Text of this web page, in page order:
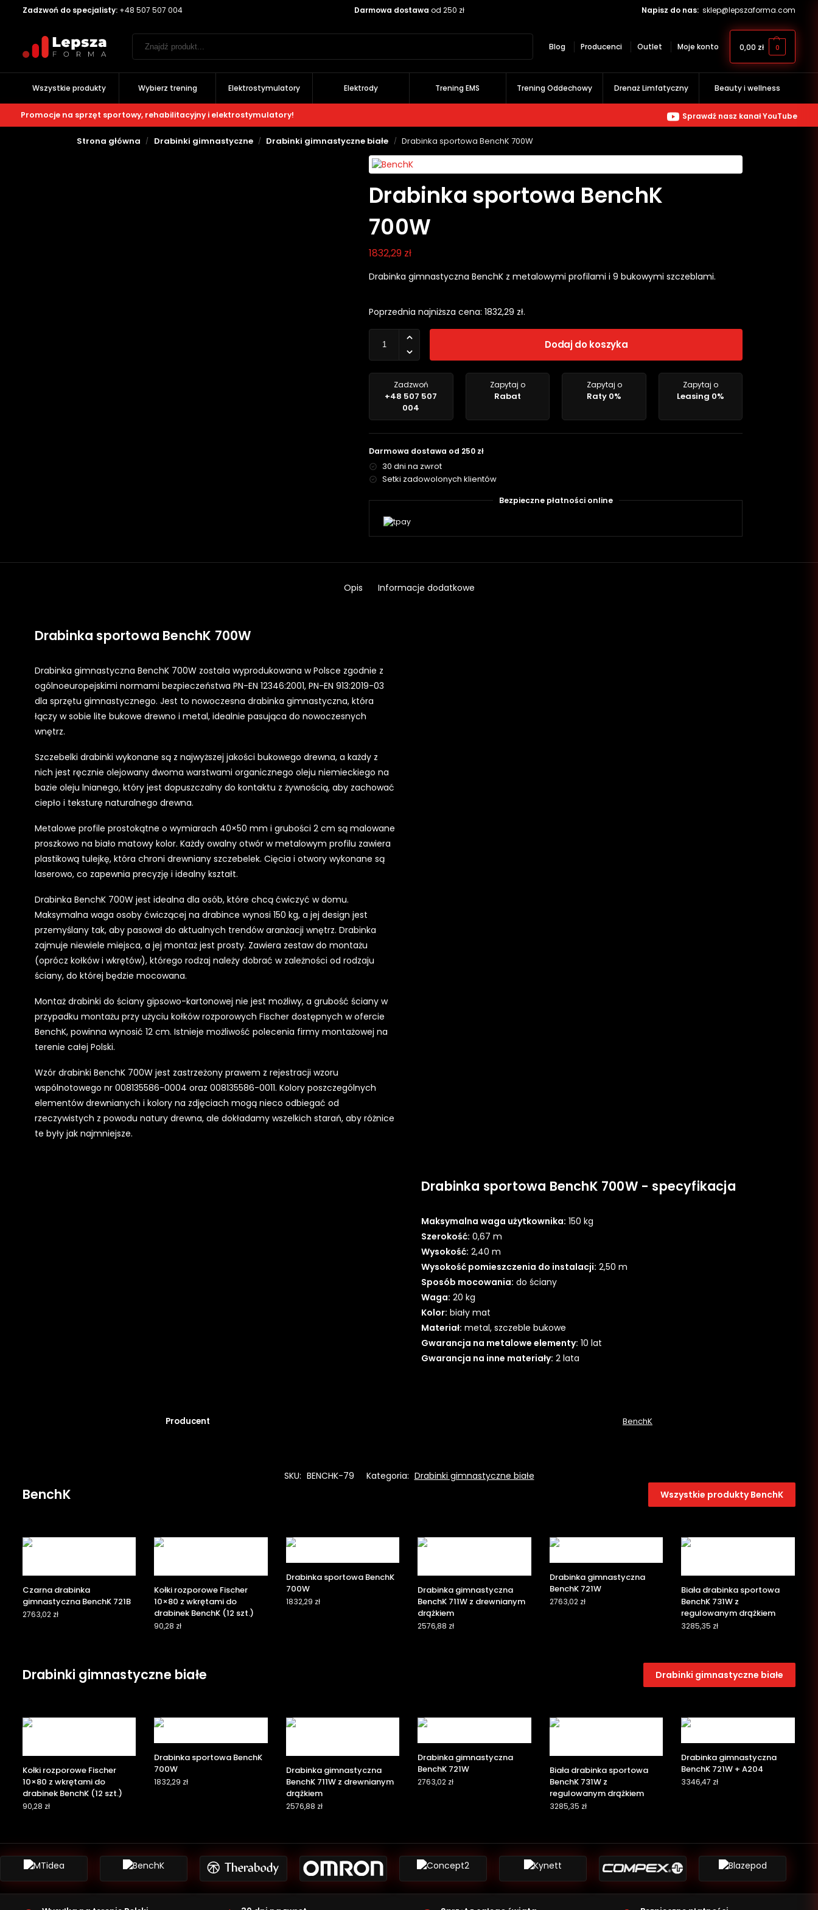
Zadzwoń do specjalisty:+48 507 507 004 Darmowa dostawa od 250 zł Napisz do nas: sklep@lepszaforma.com
Blog Producenci Outlet Moje konto 0,00 zł 0
Wszystkie produkty Wybierz trening Elektrostymulatory Elektrody Trening EMS Trening Oddechowy Drenaż Limfatyczny Beauty i wellness
Promocje na sprzęt sportowy, rehabilitacyjny i elektrostymulatory! Sprawdź nasz kanał YouTube
Strona główna / Drabinki gimnastyczne / Drabinki gimnastyczne białe / Drabinka sportowa BenchK 700W
Drabinka sportowa BenchK
700W
1832,29 zł
Drabinka gimnastyczna BenchK z metalowymi profilami i 9 bukowymi szczeblami.
Poprzednia najniższa cena:1832,29 zł.
Dodaj do koszyka
Zadzwoń
+48 507 507
004
Zapytaj o
Rabat
Zapytaj o
Raty 0%
Zapytaj o
Leasing 0%
Darmowa dostawa od 250 zł
30 dni na zwrot
Setki zadowolonych klientów
Bezpieczne płatności online
Opis Informacje dodatkowe
Drabinka sportowa BenchK 700W
Drabinka gimnastyczna BenchK 700W została wyprodukowana w Polsce zgodnie z
ogólnoeuropejskimi normami bezpieczeństwa PN-EN 12346:2001, PN-EN 913:2019-03
dla sprzętu gimnastycznego. Jest to nowoczesna drabinka gimnastyczna, która
łączy w sobie lite bukowe drewno i metal, idealnie pasująca do nowoczesnych
wnętrz.
Szczebelki drabinki wykonane są z najwyższej jakości bukowego drewna, a każdy z
nich jest ręcznie olejowany dwoma warstwami organicznego oleju niemieckiego na
bazie oleju lnianego, który jest dopuszczalny do kontaktu z żywnością, aby zachować
ciepło i teksturę naturalnego drewna.
Metalowe profile prostokątne o wymiarach 40×50 mm i grubości 2 cm są malowane
proszkowo na biało matowy kolor. Każdy owalny otwór w metalowym profilu zawiera
plastikową tulejkę, która chroni drewniany szczebelek. Cięcia i otwory wykonane są
laserowo, co zapewnia precyzję i idealny kształt.
Drabinka BenchK 700W jest idealna dla osób, które chcą ćwiczyć w domu.
Maksymalna waga osoby ćwiczącej na drabince wynosi 150 kg, a jej design jest
przemyślany tak, aby pasował do aktualnych trendów aranżacji wnętrz. Drabinka
zajmuje niewiele miejsca, a jej montaż jest prosty. Zawiera zestaw do montażu
(oprócz kołków i wkrętów), którego rodzaj należy dobrać w zależności od rodzaju
ściany, do której będzie mocowana.
Montaż drabinki do ściany gipsowo-kartonowej nie jest możliwy, a grubość ściany w
przypadku montażu przy użyciu kołków rozporowych Fischer dostępnych w ofercie
BenchK, powinna wynosić 12 cm. Istnieje możliwość polecenia firmy montażowej na
terenie całej Polski.
Wzór drabinki BenchK 700W jest zastrzeżony prawem z rejestracji wzoru
wspólnotowego nr 008135586-0004 oraz 008135586-0011. Kolory poszczególnych
elementów drewnianych i kolory na zdjęciach mogą nieco odbiegać od
rzeczywistych z powodu natury drewna, ale dokładamy wszelkich starań, aby różnice
te były jak najmniejsze.
Drabinka sportowa BenchK 700W - specyfikacja
Maksymalna waga użytkownika: 150 kg
Szerokość: 0,67 m
Wysokość: 2,40 m
Wysokość pomieszczenia do instalacji: 2,50 m
Sposób mocowania: do ściany
Waga: 20 kg
Kolor: biały mat
Materiał: metal, szczeble bukowe
Gwarancja na metalowe elementy: 10 lat
Gwarancja na inne materiały: 2 lata
Producent BenchK
SKU: BENCHK-79 Kategoria: Drabinki gimnastyczne białe
BenchK Wszystkie produkty BenchK
Czarna drabinka
gimnastyczna BenchK 721B
2763,02 zł
Kołki rozporowe Fischer
10×80 z wkrętami do
drabinek BenchK (12 szt.)
90,28 zł
Drabinka sportowa BenchK
700W
1832,29 zł
Drabinka gimnastyczna
BenchK 711W z drewnianym
drążkiem
2576,88 zł
Drabinka gimnastyczna
BenchK 721W
2763,02 zł
Biała drabinka sportowa
BenchK 731W z
regulowanym drążkiem
3285,35 zł
Drabinki gimnastyczne białe Drabinki gimnastyczne białe
Kołki rozporowe Fischer
10×80 z wkrętami do
drabinek BenchK (12 szt.)
90,28 zł
Drabinka sportowa BenchK
700W
1832,29 zł
Drabinka gimnastyczna
BenchK 711W z drewnianym
drążkiem
2576,88 zł
Drabinka gimnastyczna
BenchK 721W
2763,02 zł
Biała drabinka sportowa
BenchK 731W z
regulowanym drążkiem
3285,35 zł
Drabinka gimnastyczna
BenchK 721W + A204
3346,47 zł